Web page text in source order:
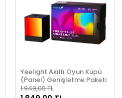
Yeelight Akıllı Oyun Küpü
(Panel) Genişletme Paketi
1.949,00 TL